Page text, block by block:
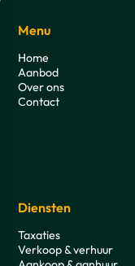
Menu
Home
Aanbod
Over ons
Contact
Diensten
Taxaties
Verkoop & verhuur